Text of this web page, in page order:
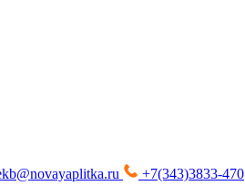
+7(343)3833-470